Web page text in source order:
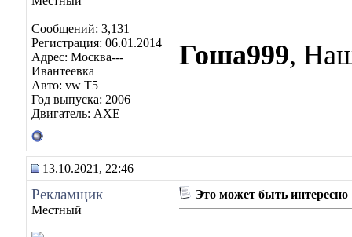
Сообщений: 3,131
Регистрация: 06.01.2014
Адрес: Москва---
Ивантеевка
Авто: vw T5
Год выпуска: 2006
Двигатель: AXE
Гоша999,
13.10.2021, 22:46
Рекламщик
Местный
Это может быть интересно